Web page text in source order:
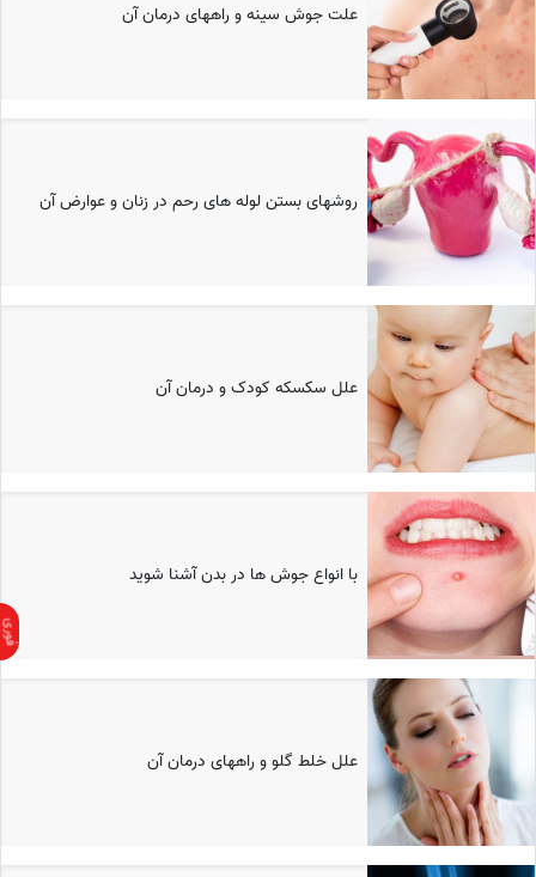
علت جوش سینه و راههای درمان آن
روشهای بستن لوله های رحم در زنان و عوارض آن
علل سکسکه کودک و درمان آن
با انواع جوش ها در بدن آشنا شوید
علل خلط گلو و راههای درمان آن